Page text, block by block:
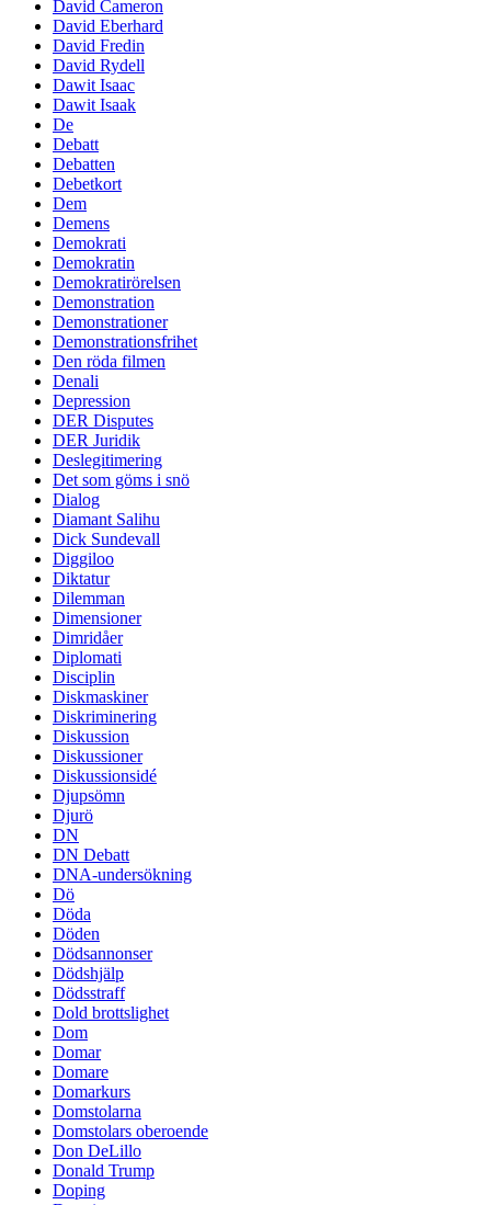
David Cameron
David Eberhard
David Fredin
David Rydell
Dawit Isaac
Dawit Isaak
De
Debatt
Debatten
Debetkort
Dem
Demens
Demokrati
Demokratin
Demokratirörelsen
Demonstration
Demonstrationer
Demonstrationsfrihet
Den röda filmen
Denali
Depression
DER Disputes
DER Juridik
Deslegitimering
Det som göms i snö
Dialog
Diamant Salihu
Dick Sundevall
Diggiloo
Diktatur
Dilemman
Dimensioner
Dimridåer
Diplomati
Disciplin
Diskmaskiner
Diskriminering
Diskussion
Diskussioner
Diskussionsidé
Djupsömn
Djurö
DN
DN Debatt
DNA-undersökning
Dö
Döda
Döden
Dödsannonser
Dödshjälp
Dödsstraff
Dold brottslighet
Dom
Domar
Domare
Domarkurs
Domstolarna
Domstolars oberoende
Don DeLillo
Donald Trump
Doping